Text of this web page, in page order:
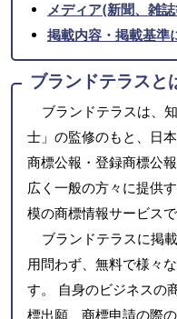
メディア(新聞、雑
掲載内容・掲載基準
ブランドテラスと
ブランドテラスは、
士」の監修のもと、日
商標公報・登録商標公
広く一般の方々に提供
模の商標情報サービスで
ブランドテラスに掲
用問わず、無料で様々
す。 自身のビジネスの
標出願、商標申請の際